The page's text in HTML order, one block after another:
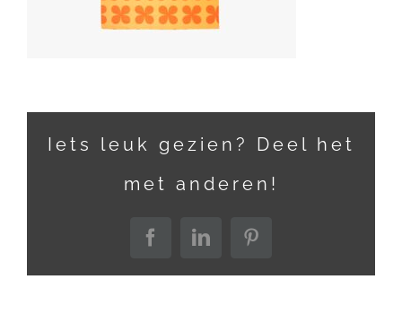
Iets leuk gezien? Deel het
met anderen!
FacebookLinkedInPinterest